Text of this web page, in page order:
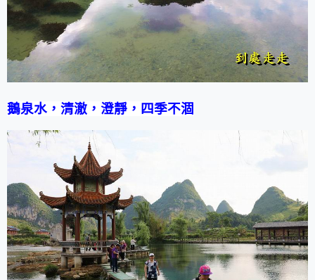
鵝泉水，清澈，澄靜，四季不涸